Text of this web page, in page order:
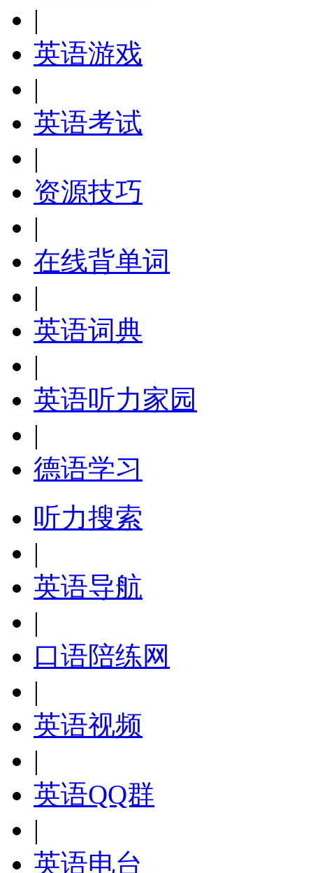
|
英语游戏
|
英语考试
|
资源技巧
|
在线背单词
|
英语词典
|
英语听力家园
|
德语学习
听力搜索
|
英语导航
|
口语陪练网
|
英语视频
|
英语QQ群
|
英语电台